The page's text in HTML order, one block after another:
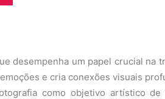
desempenha um papel crucial na
e cria conexões visuais
como objetivo artístico de